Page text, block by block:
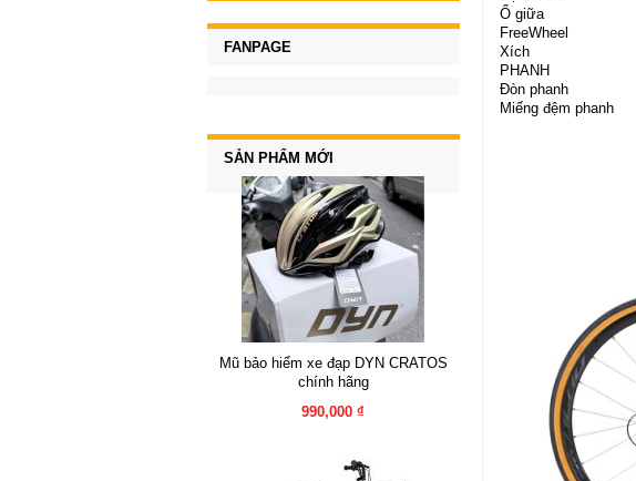
FANPAGE
SẢN PHẨM MỚI
Mũ bảo hiểm xe đạp DYN CRATOS
chính hãng
990,000 ₫
Ổ giữa
FreeWheel
Xích
PHANH
Đòn phanh
Miếng đệm phanh